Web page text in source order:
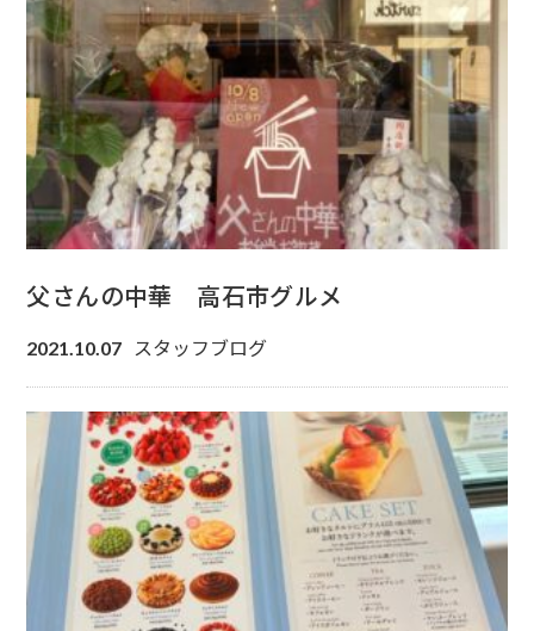
父さんの中華 高石市グルメ
2021.10.07 スタッフブログ